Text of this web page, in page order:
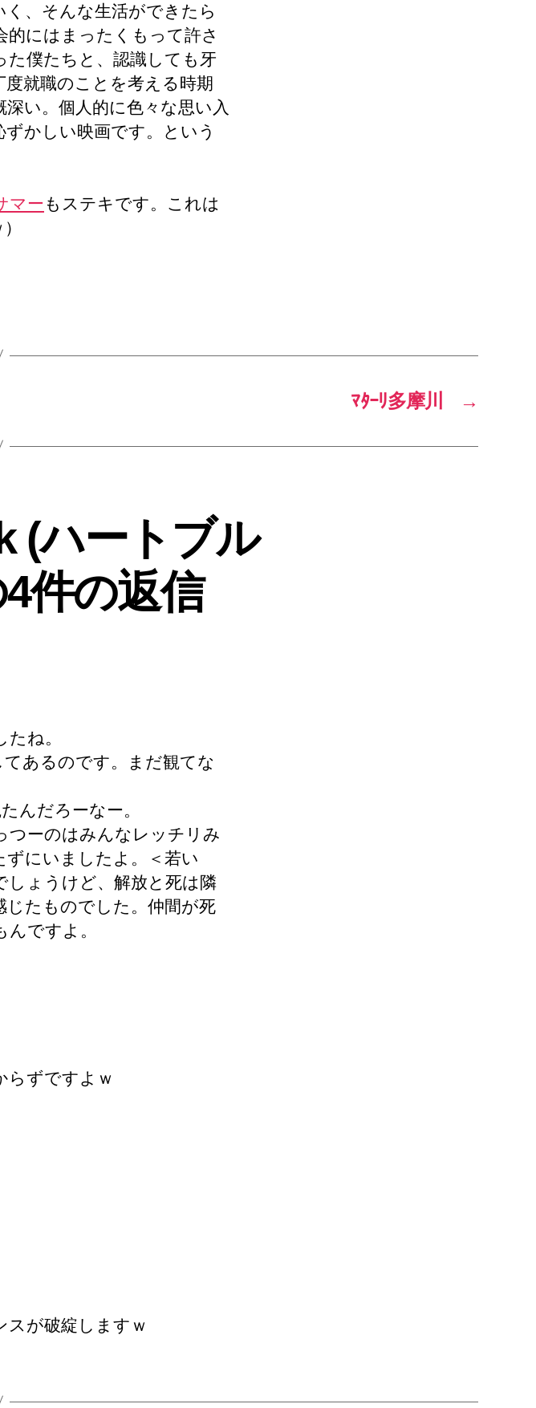
、そんな生活ができたら
にはまったくもって許さ
僕たちと、認識しても牙
就職のことを考える時期
い。個人的に色々な思い入
かしい映画です。という
マー もステキです。これは
→
ﾏﾀｰﾘ多摩川
(ハートブル
件の返信
ね。
あるのです。まだ観てな
んだろーなー。
つーのはみんなレッチリみ
にいましたよ。＜若い
しょうけど、解放と死は隣
じたものでした。仲間が死
ですよ。
らずですよｗ
スが破綻しますｗ